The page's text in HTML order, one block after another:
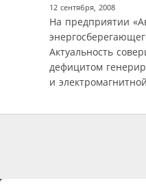
12 сентября, 2008
На предприятии
Актуальность
дефицитом
и